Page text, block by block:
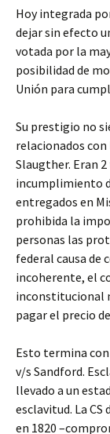
Hoy integrada
dejar sin efecto
votada por la
posibilidad de
Unión para
Su prestigio no
relacionados con
Slaugther. Eran
incumplimiento
entregados en
prohibida la
personas las
federal causa de
incoherente, el
inconstitucional
pagar el precio
Esto termina con
v/s Sandford.
llevado a un
esclavitud. La CS
en 1820